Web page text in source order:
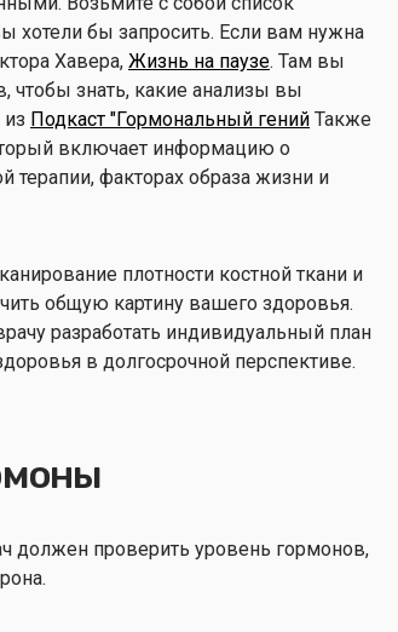
хотели бы запросить. Если вам нужна
Хавера, Жизнь на паузе. Там вы
чтобы знать, какие анализы вы
Подкаст "Гормональный гений Также
включает информацию о
терапии, факторах образа жизни и
плотности костной ткани и
общую картину вашего здоровья.
разработать индивидуальный план
в долгосрочной перспективе.
проверить уровень гормонов,